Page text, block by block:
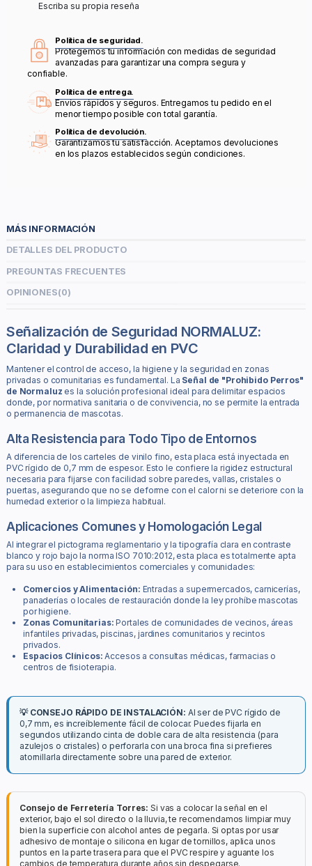
Escriba su propia reseña
Política de seguridad.
Protegemos tu información con medidas de seguridad
avanzadas para garantizar una compra segura y
confiable.
Política de entrega.
Envíos rápidos y seguros. Entregamos tu pedido en el
menor tiempo posible con total garantía.
Política de devolución.
Garantizamos tu satisfacción. Aceptamos devoluciones
en los plazos establecidos según condiciones.
MÁS INFORMACIÓN
DETALLES DEL PRODUCTO
PREGUNTAS FRECUENTES
OPINIONES(0)
Señalización de Seguridad NORMALUZ:
Claridad y Durabilidad en PVC
Mantener el control de acceso, la higiene y la seguridad en zonas
privadas o comunitarias es fundamental. La Señal de "Prohibido Perros"
de Normaluz es la solución profesional ideal para delimitar espacios
donde, por normativa sanitaria o de convivencia, no se permite la entrada
o permanencia de mascotas.
Alta Resistencia para Todo Tipo de Entornos
A diferencia de los carteles de vinilo fino, esta placa está inyectada en
PVC rígido de 0,7 mm de espesor. Esto le confiere la rigidez estructural
necesaria para fijarse con facilidad sobre paredes, vallas, cristales o
puertas, asegurando que no se deforme con el calor ni se deteriore con la
humedad exterior o la limpieza habitual.
Aplicaciones Comunes y Homologación Legal
Al integrar el pictograma reglamentario y la tipografía clara en contraste
blanco y rojo bajo la norma ISO 7010:2012, esta placa es totalmente apta
para su uso en establecimientos comerciales y comunidades:
Comercios y Alimentación: Entradas a supermercados, carnicerías,
panaderías o locales de restauración donde la ley prohíbe mascotas
por higiene.
Zonas Comunitarias: Portales de comunidades de vecinos, áreas
infantiles privadas, piscinas, jardines comunitarios y recintos
privados.
Espacios Clínicos: Accesos a consultas médicas, farmacias o
centros de fisioterapia.
💡 CONSEJO RÁPIDO DE INSTALACIÓN: Al ser de PVC rígido de
0,7 mm, es increíblemente fácil de colocar. Puedes fijarla en
segundos utilizando cinta de doble cara de alta resistencia (para
azulejos o cristales) o perforarla con una broca fina si prefieres
atornillarla directamente sobre una pared de exterior.
Consejo de Ferretería Torres: Si vas a colocar la señal en el
exterior, bajo el sol directo o la lluvia, te recomendamos limpiar muy
bien la superficie con alcohol antes de pegarla. Si optas por usar
adhesivo de montaje o silicona en lugar de tornillos, aplica unos
puntos en la parte trasera para que el PVC respire y aguante los
cambios de temperatura durante años sin despegarse.